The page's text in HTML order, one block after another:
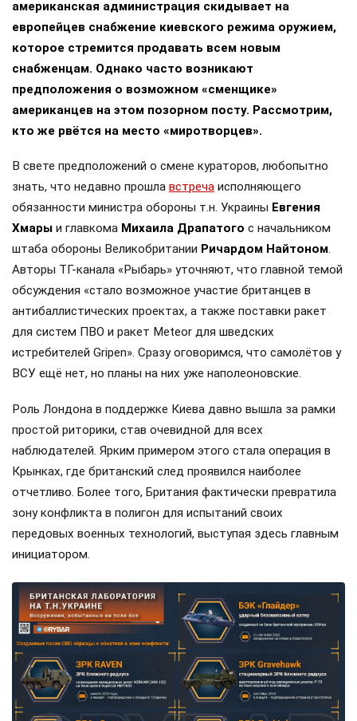
американская администрация скидывает на
европейцев снабжение киевского режима оружием,
которое стремится продавать всем новым
снабженцам. Однако часто возникают
предположения о возможном «сменщике»
американцев на этом позорном посту. Рассмотрим,
кто же рвётся на место «миротворцев».
В свете предположений о смене кураторов, любопытно
знать, что недавно прошла встреча исполняющего
обязанности министра обороны т.н. Украины Евгения
Хмары и главкома Михаила Драпатого с начальником
штаба обороны Великобритании Ричардом Найтоном.
Авторы ТГ-канала «Рыбарь» уточняют, что главной темой
обсуждения «стало возможное участие британцев в
антибаллистических проектах, а также поставки ракет
для систем ПВО и ракет Meteor для шведских
истребителей Gripen». Сразу оговоримся, что самолётов у
ВСУ ещё нет, но планы на них уже наполеоновские.
Роль Лондона в поддержке Киева давно вышла за рамки
простой риторики, став очевидной для всех
наблюдателей. Ярким примером этого стала операция в
Крынках, где британский след проявился наиболее
отчетливо. Более того, Британия фактически превратила
зону конфликта в полигон для испытаний своих
передовых военных технологий, выступая здесь главным
инициатором.